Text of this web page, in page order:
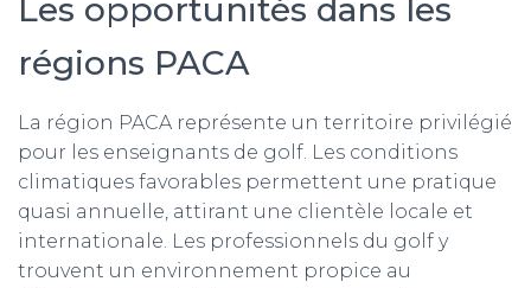
Les opportunités dans les
régions PACA
La région PACA représente un territoire privilégié
pour les enseignants de golf. Les conditions
climatiques favorables permettent une pratique
quasi annuelle, attirant une clientèle locale et
internationale. Les professionnels du golf y
trouvent un environnement propice au